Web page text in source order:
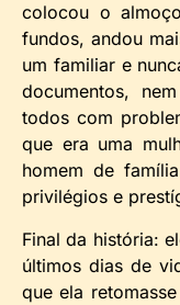
colocou o
fundos, andou
um familiar e
documentos,
todos com
que era uma
homem de
privilégios e
Final da história:
últimos dias de
que ela